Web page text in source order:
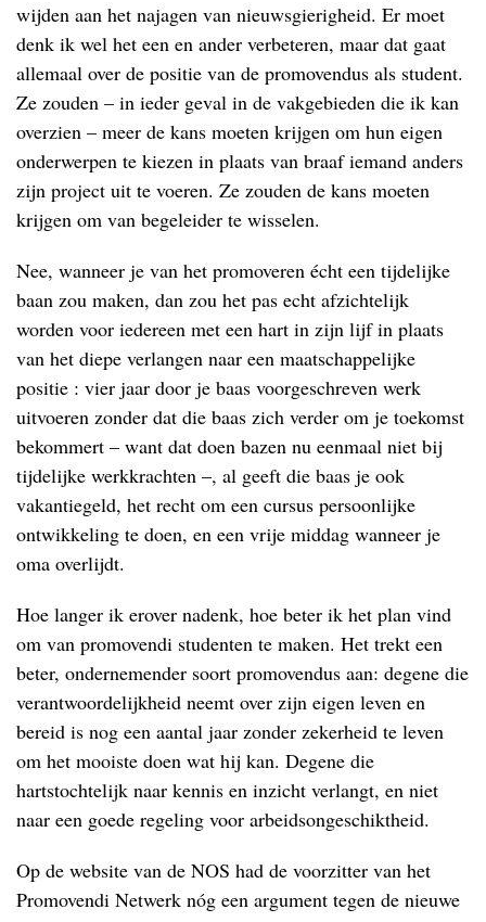
wijden aan het najagen van nieuwsgierigheid. Er moet
denk ik wel het een en ander verbeteren, maar dat gaat
allemaal over de positie van de promovendus als student.
Ze zouden – in ieder geval in de vakgebieden die ik kan
overzien – meer de kans moeten krijgen om hun eigen
onderwerpen te kiezen in plaats van braaf iemand anders
zijn project uit te voeren. Ze zouden de kans moeten
krijgen om van begeleider te wisselen.
Nee, wanneer je van het promoveren écht een tijdelijke
baan zou maken, dan zou het pas echt afzichtelijk
worden voor iedereen met een hart in zijn lijf in plaats
van het diepe verlangen naar een maatschappelijke
positie : vier jaar door je baas voorgeschreven werk
uitvoeren zonder dat die baas zich verder om je toekomst
bekommert – want dat doen bazen nu eenmaal niet bij
tijdelijke werkkrachten –, al geeft die baas je ook
vakantiegeld, het recht om een cursus persoonlijke
ontwikkeling te doen, en een vrije middag wanneer je
oma overlijdt.
Hoe langer ik erover nadenk, hoe beter ik het plan vind
om van promovendi studenten te maken. Het trekt een
beter, ondernemender soort promovendus aan: degene die
verantwoordelijkheid neemt over zijn eigen leven en
bereid is nog een aantal jaar zonder zekerheid te leven
om het mooiste doen wat hij kan. Degene die
hartstochtelijk naar kennis en inzicht verlangt, en niet
naar een goede regeling voor arbeidsongeschiktheid.
Op de website van de NOS had de voorzitter van het
Promovendi Netwerk nóg een argument tegen de nieuwe